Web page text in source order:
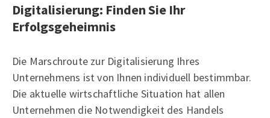
Digitalisierung: Finden Sie Ihr
Erfolgsgeheimnis
Die Marschroute zur Digitalisierung Ihres
Unternehmens ist von Ihnen individuell bestimmbar.
Die aktuelle wirtschaftliche Situation hat allen
Unternehmen die Notwendigkeit des Handels